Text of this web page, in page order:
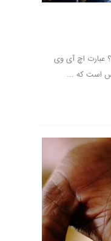
عبارت اچ آی وی
است که ...